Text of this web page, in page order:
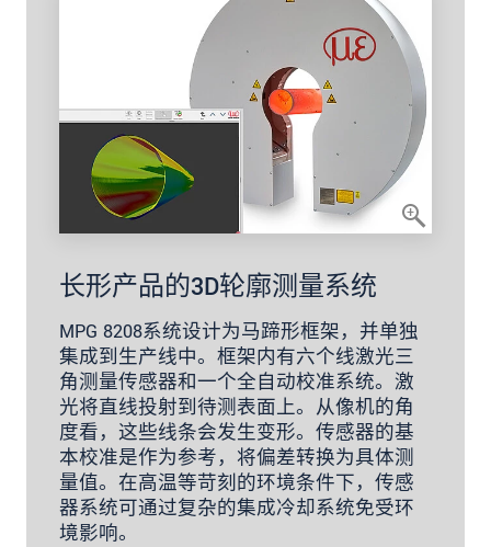
长形产品的3D轮廓测量系统
MPG 8208系统设计为马蹄形框架，并单独
集成到生产线中。框架内有六个线激光三
角测量传感器和一个全自动校准系统。激
光将直线投射到待测表面上。从像机的角
度看，这些线条会发生变形。传感器的基
本校准是作为参考，将偏差转换为具体测
量值。在高温等苛刻的环境条件下，传感
器系统可通过复杂的集成冷却系统免受环
境影响。